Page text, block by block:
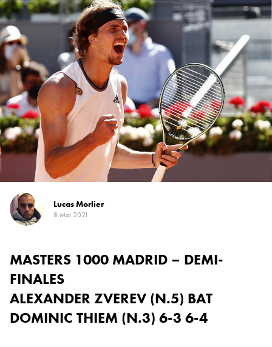
Lucas Morlier
8 Mai 2021
MASTERS 1000 MADRID – DEMI-
FINALES
ALEXANDER ZVEREV (N.5) BAT
DOMINIC THIEM (N.3) 6-3 6-4